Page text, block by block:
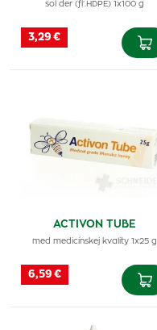
sol der (fľ.HDPE) 1x100 g
3,29 €
ACTIVON TUBE
med medicínskej kvality 1x25 g
6,59 €